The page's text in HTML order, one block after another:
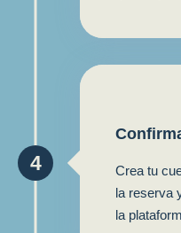
Crea tu
la reserva
la
4